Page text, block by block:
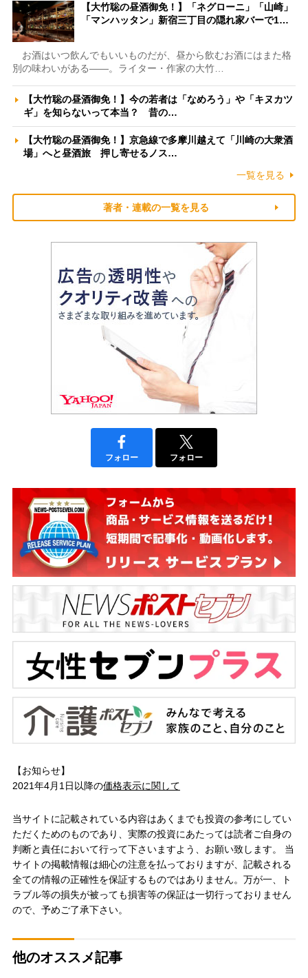
【大竹聡の昼酒御免！】「ネグローニ」「山崎」
「マンハッタン」新宿三丁目の隠れ家バーで1…
お酒はいつ飲んでもいいものだが、昼から飲むお酒にはまた格
別の味わいがある――。ライター・作家の大竹…
【大竹聡の昼酒御免！】今の若者は「なめろう」や「キヌカツ
ギ」を知らないって本当？ 昔の…
【大竹聡の昼酒御免！】京急線で多摩川越えて「川崎の大衆酒
場」へと昼酒旅 押し寄せるノス…
一覧を見る
著者・連載の一覧を見る
フォロー フォロー
【お知らせ】
2021年4月1日以降の価格表示に関して
当サイトに記載されている内容はあくまでも投資の参考にしてい
ただくためのものであり、実際の投資にあたっては読者ご自身の
判断と責任において行って下さいますよう、お願い致します。 当
サイトの掲載情報は細心の注意を払っておりますが、記載される
全ての情報の正確性を保証するものではありません。万が一、ト
ラブル等の損失が被っても損害等の保証は一切行っておりません
ので、予めご了承下さい。
他のオススメ記事